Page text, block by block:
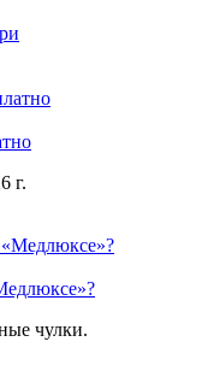
г.
чулки.